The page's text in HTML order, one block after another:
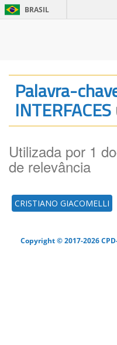
BRASIL
Palavra-
INTERFACES
Utilizada por 1
de relevância
CRISTIANO GIACOMELLI
Copyright © 2017-2026